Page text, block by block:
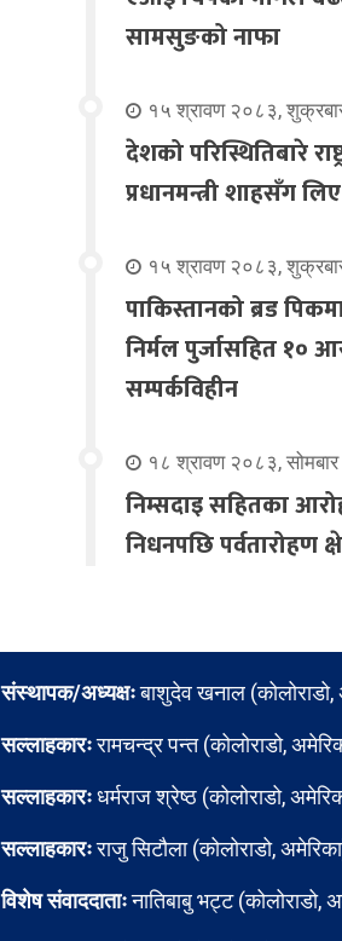
सामसुङको नाफा
१५ श्रावण २०८३,
देशको परिस्थितिबारे
प्रधानमन्त्री शाहसँग
१५ श्रावण २०८३,
पाकिस्तानको ब्रड
निर्मल पुर्जासहित १०
सम्पर्कविहीन
१८ श्रावण २०८३, सोमबार
निम्सदाइ सहितका
निधनपछि पर्वतारोहण
संस्थापक/अध्यक्षःबाशुदेव खनाल (कोलोराडो,
सल्लाहकारःरामचन्द्र पन्त (कोलोराडो,
सल्लाहकारःधर्मराज श्रेष्ठ (कोलोराडो,
सल्लाहकारःराजु सिटौला (कोलोराडो,
विशेष संवाददाताःनातिबाबु भट्ट (कोलोराडो,